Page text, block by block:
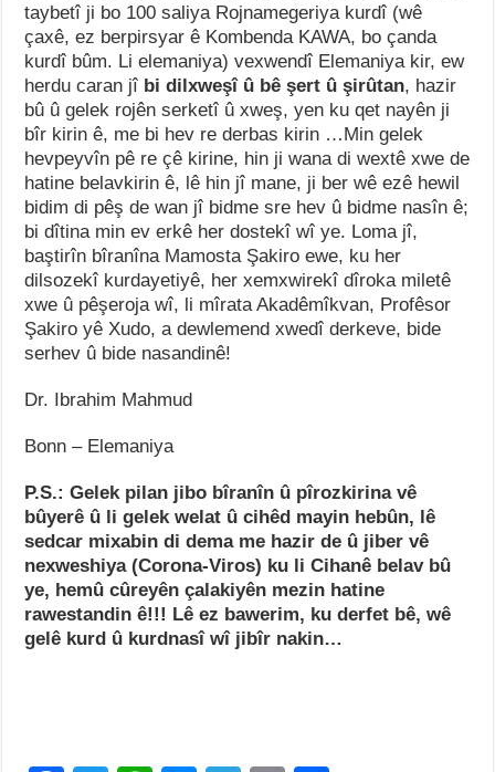
taybetî ji bo 100 saliya Rojnamegeriya kurdî (wê
çaxê, ez berpirsyar ê Kombenda KAWA, bo çanda
kurdî bûm. Li elemaniya) vexwendî Elemaniya kir, ew
herdu caran jî bi dilxweşî û bê şert û şirûtan, hazir
bû û gelek rojên serketî û xweş, yen ku qet nayên ji
bîr kirin ê, me bi hev re derbas kirin …Min gelek
hevpeyvîn pê re çê kirine, hin ji wana di wextê xwe de
hatine belavkirin ê, lê hin jî mane, ji ber wê ezê hewil
bidim di pêş de wan jî bidme sre hev û bidme nasîn ê;
bi dîtina min ev erkê her dostekî wî ye. Loma jî,
baştirîn bîranîna Mamosta Şakiro ewe, ku her
dilsozekî kurdayetiyê, her xemxwirekî dîroka miletê
xwe û pêşeroja wî, li mîrata Akadêmîkvan, Profêsor
Şakiro yê Xudo, a dewlemend xwedî derkeve, bide
serhev û bide nasandinê!
Dr. Ibrahim Mahmud
Bonn – Elemaniya
P.S.: Gelek pilan jibo bîranîn û pîrozkirina vê
bûyerê û li gelek welat û cihêd mayin hebûn, lê
sedcar mixabin di dema me hazir de û jiber vê
nexweshiya (Corona-Viros) ku li Cihanê belav bû
ye, hemû cûreyên çalakiyên mezin hatine
rawestandin ê!!! Lê ez bawerim, ku derfet bê, wê
gelê kurd û kurdnasî wî jibîr nakin…